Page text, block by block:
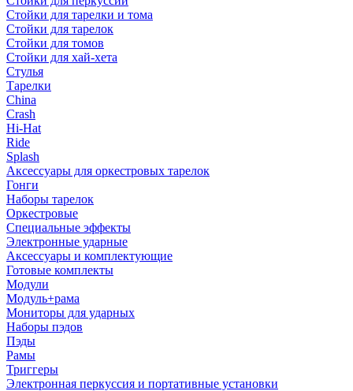
Стойки для тарелки и тома
Стойки для тарелок
Стойки для томов
Стойки для хай-хета
Стулья
Тарелки
China
Crash
Hi-Hat
Ride
Splash
Аксессуары для оркестровых тарелок
Гонги
Наборы тарелок
Оркестровые
Специальные эффекты
Электронные ударные
Аксессуары и комплектующие
Готовые комплекты
Модули
Модуль+рама
Мониторы для ударных
Наборы пэдов
Пэды
Рамы
Триггеры
Электронная перкуссия и портативные установки